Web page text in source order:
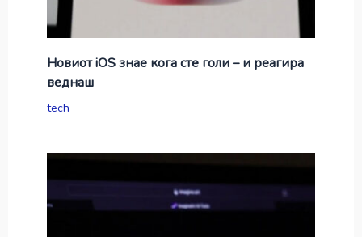
Новиот iOS знае кога сте голи – и реагира
веднаш
tech